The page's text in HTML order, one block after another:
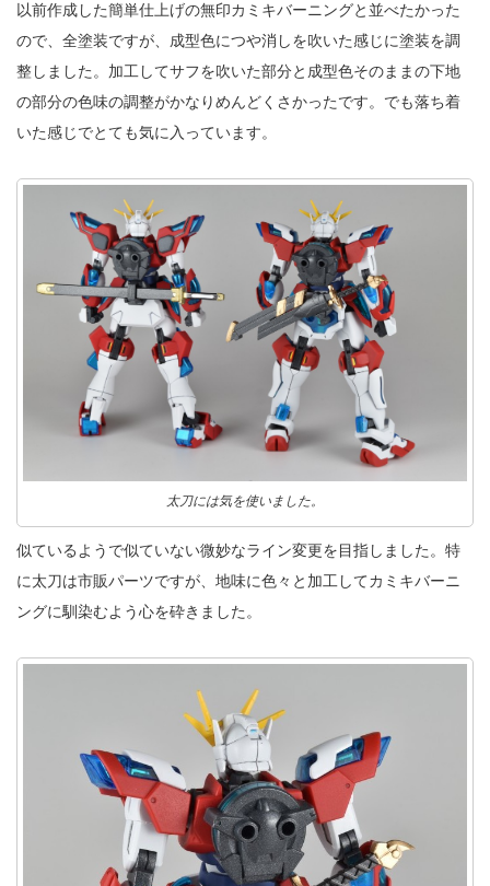
以前作成した簡単仕上げの無印カミキバーニングと並べたかった
ので、全塗装ですが、成型色につや消しを吹いた感じに塗装を調
整しました。加工してサフを吹いた部分と成型色そのままの下地
の部分の色味の調整がかなりめんどくさかったです。でも落ち着
いた感じでとても気に入っています。
太刀には気を使いました。
似ているようで似ていない微妙なライン変更を目指しました。特
に太刀は市販パーツですが、地味に色々と加工してカミキバーニ
ングに馴染むよう心を砕きました。